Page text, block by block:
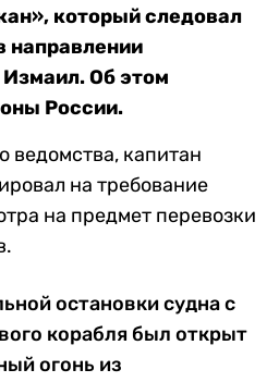
который следовал
направлении
Измаил. Об этом
России.
ведомства, капитан
на требование
на предмет перевозки
остановки судна с
корабля был открыт
огонь из